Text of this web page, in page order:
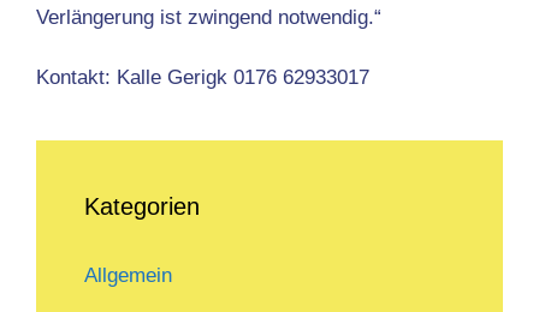
Verlängerung ist zwingend notwendig.“
Kontakt: Kalle Gerigk 0176 62933017
Kategorien
Allgemein